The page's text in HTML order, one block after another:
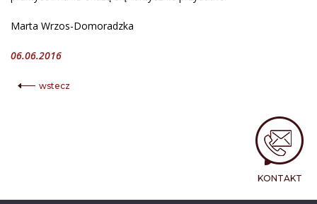
Marta Wrzos-Domoradzka
06.06.2016
wstecz
KONTAKT